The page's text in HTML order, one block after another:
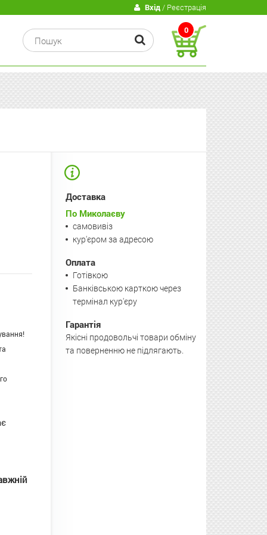
Вхід/ Реєстрація
0
Доставка
По Миколаєву
самовивіз
кур'єром за адресою
Оплата
Готівкою
Банківською карткою через
термінал кур'єру
Гарантія
Якісні продовольчі товари обміну
та поверненню не підлягають.